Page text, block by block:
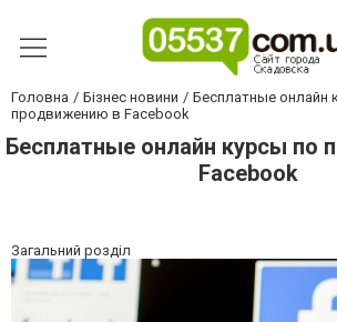
Головна Бізнес новини
Бесплатные онлайн
продвижению в Facebook
Бесплатные онлайн курсы по
Facebook
Загальний розділ